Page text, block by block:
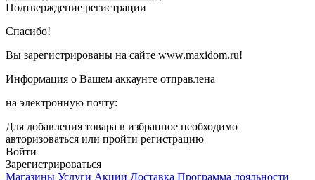
Подтверждение регистрации
Спасибо!
Вы зарегистрированы на сайте www.maxidom.ru!
Информация о Вашем аккаунте отправлена
на электронную почту:
Для добавления товара в избранное необходимо
авторизоваться или пройти регистрацию
Войти
Зарегистрироваться
Магазины Услуги Акции Доставка Программа лояльности